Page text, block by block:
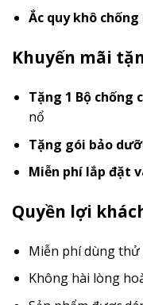
Ắc quy khô
Khuyến mãi
Tặng 1 Bộ chống
nổ
Tặng gói bảo
Miễn phí lắp đặt
Quyền lợi
Miễn phí dùng thử
Không hài lòng